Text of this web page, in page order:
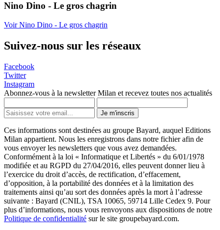
Nino Dino - Le gros chagrin
Voir Nino Dino - Le gros chagrin
Suivez-nous sur les réseaux
Facebook
Twitter
Instagram
Abonnez-vous à la newsletter Milan et recevez toutes nos actualités
Je m'inscris
Ces informations sont destinées au groupe Bayard, auquel Editions
Milan appartient. Nous les enregistrons dans notre fichier afin de
vous envoyer les newsletters que vous avez demandées.
Conformément à la loi « Informatique et Libertés » du 6/01/1978
modifiée et au RGPD du 27/04/2016, elles peuvent donner lieu à
l’exercice du droit d’accès, de rectification, d’effacement,
d’opposition, à la portabilité des données et à la limitation des
traitements ainsi qu’au sort des données après la mort à l’adresse
suivante : Bayard (CNIL), TSA 10065, 59714 Lille Cedex 9. Pour
plus d’informations, nous vous renvoyons aux dispositions de notre
Politique de confidentialité sur le site groupebayard.com.